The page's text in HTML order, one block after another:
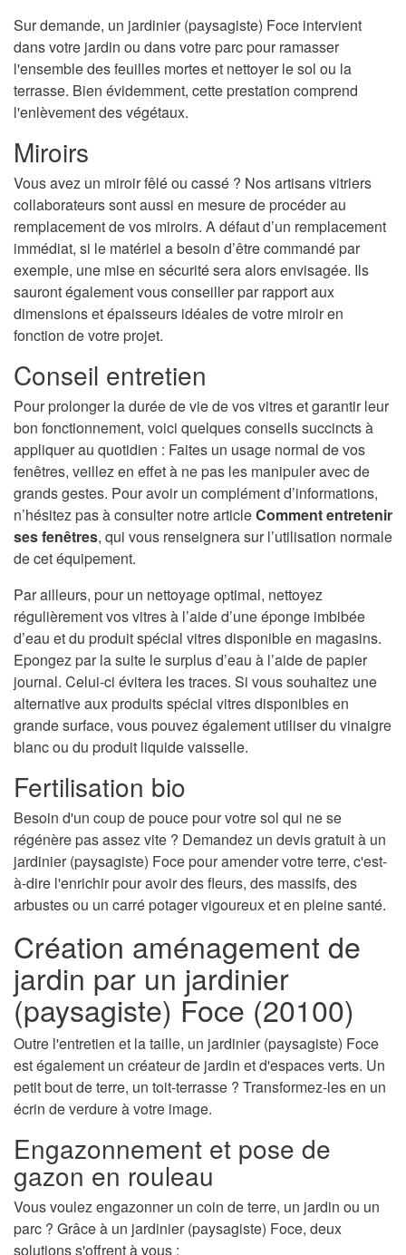
Sur demande, un jardinier (paysagiste) Foce intervient
dans votre jardin ou dans votre parc pour ramasser
l'ensemble des feuilles mortes et nettoyer le sol ou la
terrasse. Bien évidemment, cette prestation comprend
l'enlèvement des végétaux.
Miroirs
Vous avez un miroir fêlé ou cassé ? Nos artisans vitriers
collaborateurs sont aussi en mesure de procéder au
remplacement de vos miroirs. A défaut d’un remplacement
immédiat, si le matériel a besoin d’être commandé par
exemple, une mise en sécurité sera alors envisagée. Ils
sauront également vous conseiller par rapport aux
dimensions et épaisseurs idéales de votre miroir en
fonction de votre projet.
Conseil entretien
Pour prolonger la durée de vie de vos vitres et garantir leur
bon fonctionnement, voici quelques conseils succincts à
appliquer au quotidien : Faites un usage normal de vos
fenêtres, veillez en effet à ne pas les manipuler avec de
grands gestes. Pour avoir un complément d’informations,
n’hésitez pas à consulter notre articleComment entretenir
ses fenêtres, qui vous renseignera sur l’utilisation normale
de cet équipement.
Par ailleurs, pour un nettoyage optimal, nettoyez
régulièrement vos vitres à l’aide d’une éponge imbibée
d’eau et du produit spécial vitres disponible en magasins.
Epongez par la suite le surplus d’eau à l’aide de papier
journal. Celui-ci évitera les traces. Si vous souhaitez une
alternative aux produits spécial vitres disponibles en
grande surface, vous pouvez également utiliser du vinaigre
blanc ou du produit liquide vaisselle.
Fertilisation bio
Besoin d'un coup de pouce pour votre sol qui ne se
régénère pas assez vite ? Demandez un devis gratuit à un
jardinier (paysagiste) Foce pour amender votre terre, c'est-
à-dire l'enrichir pour avoir des fleurs, des massifs, des
arbustes ou un carré potager vigoureux et en pleine santé.
Création aménagement de
jardin par un jardinier
(paysagiste) Foce (20100)
Outre l'entretien et la taille, un jardinier (paysagiste) Foce
est également un créateur de jardin et d'espaces verts. Un
petit bout de terre, un toit-terrasse ? Transformez-les en un
écrin de verdure à votre image.
Engazonnement et pose de
gazon en rouleau
Vous voulez engazonner un coin de terre, un jardin ou un
parc ? Grâce à un jardinier (paysagiste) Foce, deux
solutions s'offrent à vous :